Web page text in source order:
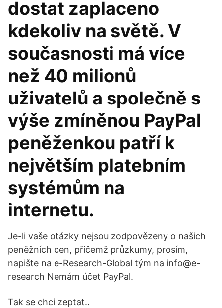
dostat zaplaceno
kdekoliv na světě. V
současnosti má více
než 40 milionů
uživatelů a společně s
výše zmíněnou PayPal
peněženkou patří k
největším platebním
systémům na
internetu.
Je-li vaše otázky nejsou zodpovězeny o našich
peněžních cen, přičemž průzkumy, prosím,
napište na e-Research-Global tým na info@e-
research Nemám účet PayPal.
Tak se chci zeptat..